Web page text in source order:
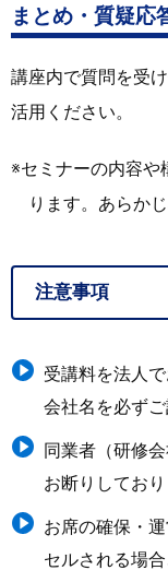
まとめ・質疑応
講座内で質問を受
活用ください。
セミナーの内容や
ります。あらか
注意事項
受講料を法人
会社名を必ず
同業者（研修
お断りしてお
お席の確保・
セルされる場